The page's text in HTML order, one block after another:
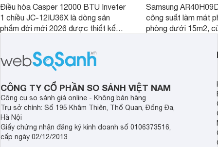
Điều hòa Casper 12000 BTU Inveter
1 chiều JC-12IU36X là dòng sản
phẩm đời mới 2026 được thiết kế
sở hữu khả năng làm mát tốt mà còn
có giá bán rất hợp lý.
Samsung
công suất làm mát
phòng dưới 15m2,
phòng ngủ, phòng
CÔNG TY CỔ PHẦN SO SÁNH VIỆT NAM
Công cụ so sánh giá online - Không bán hàng
Trụ sở chính: Số 195 Khâm Thiên, Thổ Quan, Đống Đa,
Hà Nội
Giấy chứng nhận đăng ký kinh doanh số 0106373516,
cấp ngày 02/12/2013